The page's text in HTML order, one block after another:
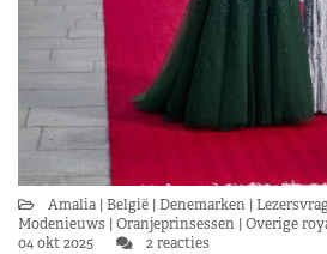
Amalia België Denemarken
Modenieuws
Oranjeprinsessen Overige
04 okt 2025
2 reacties